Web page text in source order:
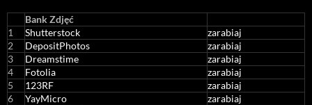
Bank Zdjęć
1
Shutterstock
zarabiaj
2
DepositPhotos
zarabiaj
3
Dreamstime
zarabiaj
4
Fotolia
zarabiaj
5
123RF
zarabiaj
6
YayMicro
zarabiaj